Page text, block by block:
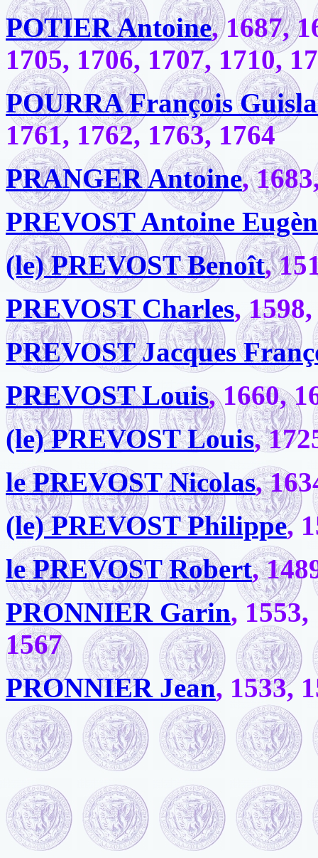
POTIER Antoine, 1687,
1705, 1706, 1707, 1710,
POURRA François
1761, 1762, 1763, 1764
PRANGER Antoine,
PREVOST Antoine
(le) PREVOST Benoît,
PREVOST Charles,
PREVOST Jacques
PREVOST Louis, 1660,
(le) PREVOST Louis,
le PREVOST Nicolas,
(le) PREVOST Philippe,
le PREVOST Robert,
PRONNIER Garin, 1553,
1567
PRONNIER Jean, 1533,